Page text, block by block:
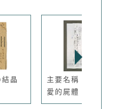
晶
主要名稱：小曲：戀
愛的屍體（...